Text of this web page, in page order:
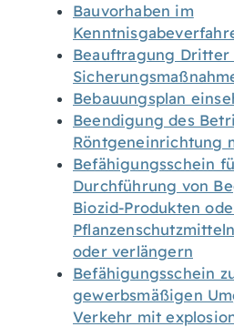
Bauvorhaben im
Beauftragung
Bebauungsplan
Beendigung des
Röntgeneinrichtung
Befähigungsschein
Durchführung von
Biozid-Produkten
oder verlängern
Befähigungsschein
gewerbsmäßigen
Verkehr mit